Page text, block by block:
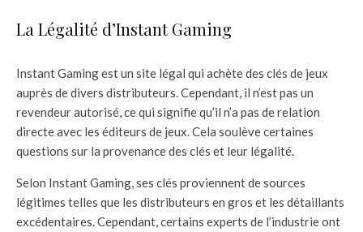
La Légalité d’Instant Gaming
Instant Gaming est un site légal qui achète des clés de jeux
auprès de divers distributeurs. Cependant, il n’est pas un
revendeur autorisé, ce qui signifie qu’il n’a pas de relation
directe avec les éditeurs de jeux. Cela soulève certaines
questions sur la provenance des clés et leur légalité.
Selon Instant Gaming, ses clés proviennent de sources
légitimes telles que les distributeurs en gros et les détaillants
excédentaires. Cependant, certains experts de l’industrie ont